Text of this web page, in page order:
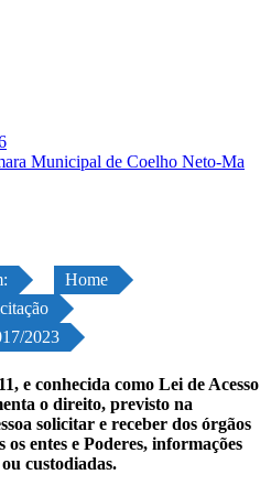
Home
2023
e conhecida como Lei de Acesso
o direito, previsto na
solicitar e receber dos órgãos
entes e Poderes, informações
custodiadas.